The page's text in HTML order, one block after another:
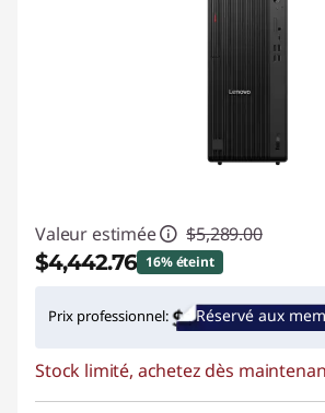
Valeur estimée $5,289.00
$4,442.76 16% éteint
Économies instantanées :-
Promo price: Max 5 units per
Prix professionnel: Réservé aux
Stock limité, achetez dès